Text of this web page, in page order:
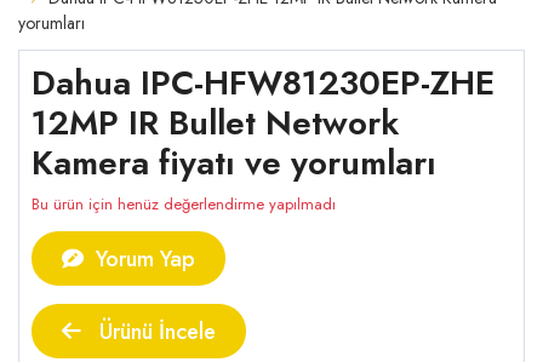
yorumları
Dahua IPC-HFW81230EP-ZHE
12MP IR Bullet Network
Kamera fiyatı ve yorumları
Bu ürün için henüz değerlendirme yapılmadı
Yorum Yap
Ürünü İncele